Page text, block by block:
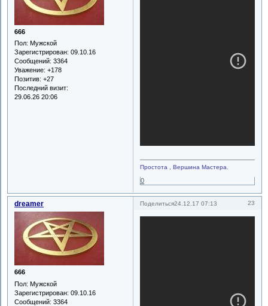
666
Пол: Мужской
Зарегистрирован: 09.10.16
Сообщений: 3364
Уважение: +178
Позитив: +27
Последний визит:
29.06.26 20:06
Простота , Вершина Мастера.
0
Поделиться 23
24.12.17 07:13
dreamer
666
Пол: Мужской
Зарегистрирован: 09.10.16
Сообщений: 3364